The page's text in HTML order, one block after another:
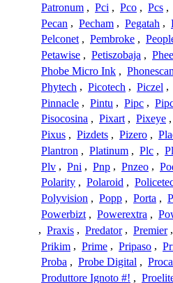
Patronum , Pci , Pco , Pcs ,
Pecan , Pecham , Pegatah ,
Pelconet , Pembroke ,
Petawise , Petiszobaja ,
Phobe Micro Ink ,
Phytech , Picotech , Piczel ,
Pinnacle , Pintu , Pipc ,
Pisocosina , Pixart , Pixeye ,
Pixus , Pizdets , Pizero ,
Plantron , Platinum , Plc ,
Plv , Pni , Pnp , Pnzeo ,
Polarity , Polaroid ,
Polyvision , Popp , Porta ,
Powerbizt , Powerextra ,
, Praxis , Predator , Premier ,
Prikim , Prime , Pripaso ,
Proba , Probe Digital ,
Produttore Ignoto #! ,